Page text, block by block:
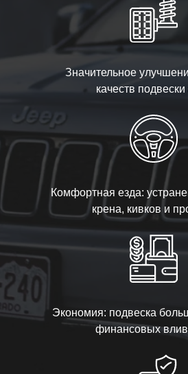
Значительное
качеств подвески
Комфортная езда:
крена, кивков и
Экономия: подвеска
финансовых